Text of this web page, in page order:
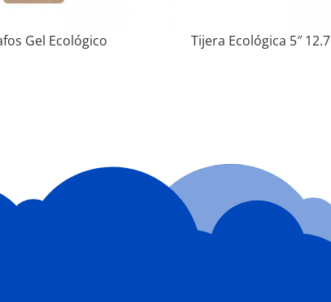
Gel Ecológico Tijera Ecológica 5″ 12.7